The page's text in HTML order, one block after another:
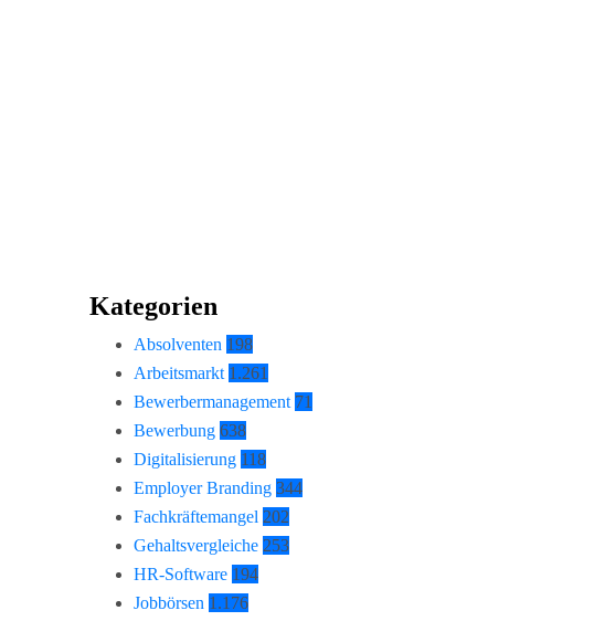
Kategorien
Absolventen 198
Arbeitsmarkt 1.261
Bewerbermanagement 71
Bewerbung 638
Digitalisierung 118
Employer Branding 344
Fachkräftemangel 202
Gehaltsvergleiche 253
HR-Software 194
Jobbörsen 1.176